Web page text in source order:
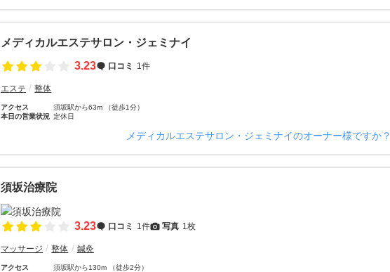
メディカルエステサロン・ジェミナイ
3.23
口コミ 1件
エステ 整体
アクセス
須坂駅から63m （徒歩1分）
本日の営業状況 定休日
メディカルエステサロン・ジェミナイのオーナー様ですか？
須坂治療院
3.23 口コミ 1件 写真 1枚
マッサージ 整体 鍼灸
アクセス 須坂駅から130m （徒歩2分）